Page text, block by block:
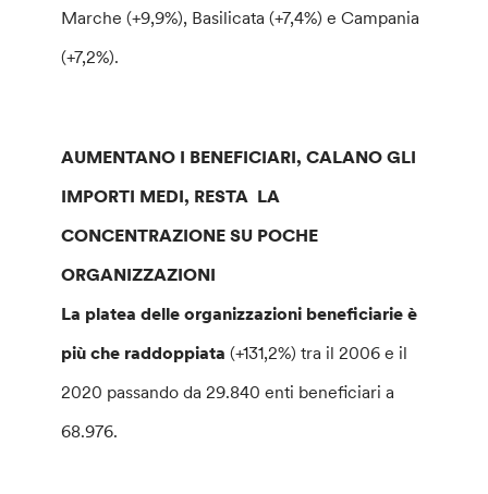
Marche (+9,9%), Basilicata (+7,4%) e Campania
(+7,2%).
AUMENTANO I BENEFICIARI, CALANO GLI
IMPORTI MEDI, RESTA LA
CONCENTRAZIONE SU POCHE
ORGANIZZAZIONI
La platea delle organizzazioni beneficiarie è
più che raddoppiata (+131,2%) tra il 2006 e il
2020 passando da 29.840 enti beneficiari a
68.976.